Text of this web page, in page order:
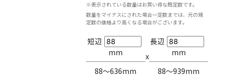
※表示されている数量はお買い得な既定数です。
数量をマイナスにされた場合一定数までは、元の規
定数の価格より高くなる場合がございます。
短辺
mm
88〜636mm
x
長辺
mm
88〜939mm